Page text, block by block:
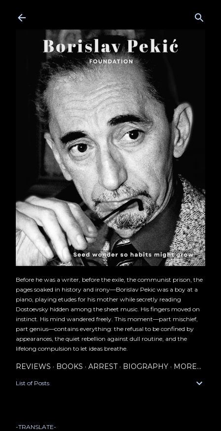
Before he was a writer, before the exile, the communist prison, the
pages soaked in history and irony—Borislav Pekic was a boy at a
piano, playing etudes for his mother while secretly reading
Dostoevsky hidden among the sheet music. His fingers moved on
instinct. His mind wandered freely. This moment—part mischief,
part genius—contains everything: the refusal to be confined by
appearances, the quiet rebellion against dull routine, and the
lifelong compulsion to let ideas breathe.
REVIEWS BOOKS ARREST BIOGRAPHY MORE…
List of Posts
-TRANSLATE-